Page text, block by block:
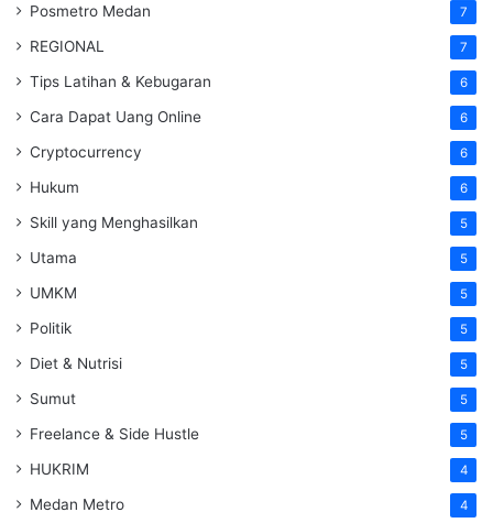
Posmetro Medan 7
REGIONAL 7
Tips Latihan & Kebugaran 6
Cara Dapat Uang Online 6
Cryptocurrency 6
Hukum 6
Skill yang Menghasilkan 5
Utama 5
UMKM 5
Politik 5
Diet & Nutrisi 5
Sumut 5
Freelance & Side Hustle 5
HUKRIM 4
Medan Metro 4